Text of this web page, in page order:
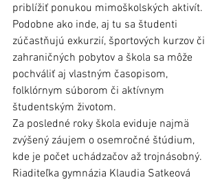
priblížiť ponukou mimoškolských aktivít.
Podobne ako inde, aj tu sa študenti
zúčastňujú exkurzií, športových kurzov či
zahraničných pobytov a škola sa môže
pochváliť aj vlastným časopisom,
folklórnym súborom či aktívnym
študentským životom.
Za posledné roky škola eviduje najmä
zvýšený záujem o osemročné štúdium,
kde je počet uchádzačov až trojnásobný.
Riaditeľka gymnázia Klaudia Satkeová